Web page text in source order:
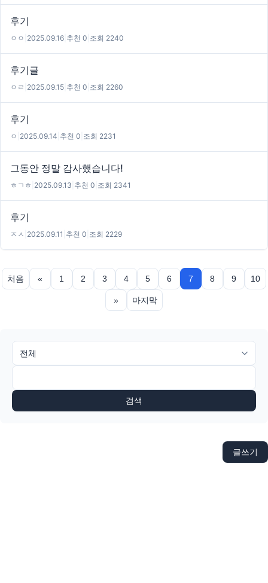
후기
ㅇㅇ 2025.09.16 추천 0 조회 2240
후기글
ㅇㄹ 2025.09.15 추천 0 조회 2260
후기
ㅇ 2025.09.14 추천 0 조회 2231
그동안 정말 감사했습니다!
ㅎㄱㅎ 2025.09.13 추천 0 조회 2341
후기
ㅈㅅ 2025.09.11 추천 0 조회 2229
처음 « 1 2 3 4 5 6 7 8 9 10
» 마지막
검색
글쓰기